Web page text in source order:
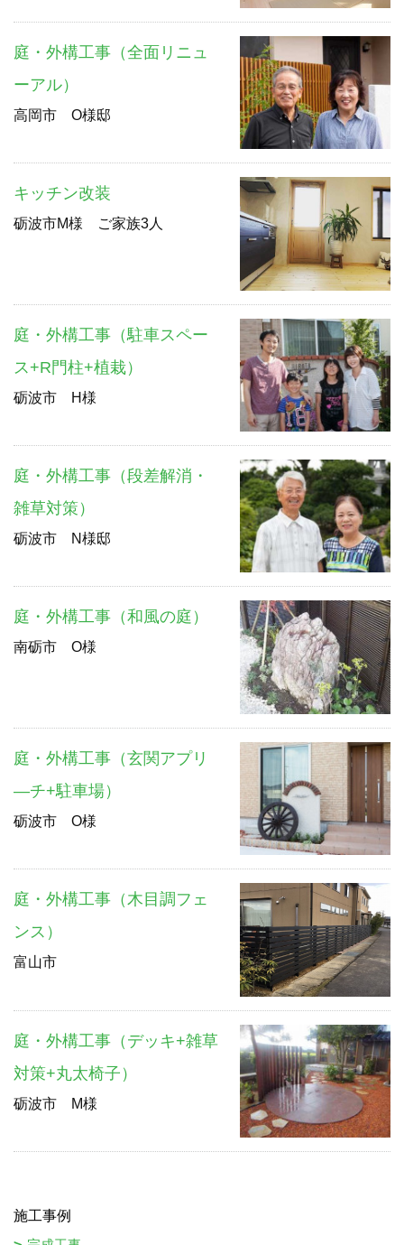
庭・外構工事（全面リニュ
ーアル）
高岡市 O様邸
キッチン改装
砺波市M様 ご家族3人
庭・外構工事（駐車スペー
ス+R門柱+植栽）
砺波市 H様
庭・外構工事（段差解消・
雑草対策）
砺波市 N様邸
庭・外構工事（和風の庭）
南砺市 O様
庭・外構工事（玄関アプリ
―チ+駐車場）
砺波市 O様
庭・外構工事（木目調フェ
ンス）
富山市
庭・外構工事（デッキ+雑草
対策+丸太椅子）
砺波市 M様
施工事例